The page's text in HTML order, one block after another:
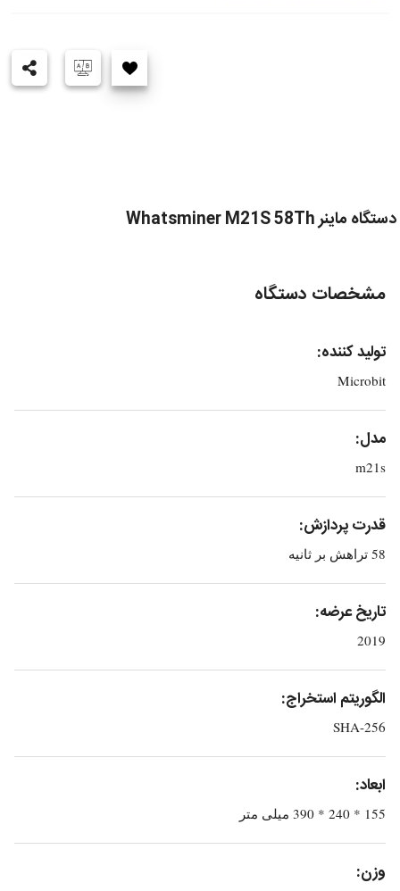
دستگاه ماینر Whatsminer M21S 58Th
مشخصات دستگاه
تولید کننده:
Microbit
مدل:
m21s
قدرت پردازش:
58 تراهش بر ثانیه
تاریخ عرضه:
2019
الگوریتم استخراج:
SHA-256
ابعاد:
155 * 240 * 390 میلی متر
وزن: